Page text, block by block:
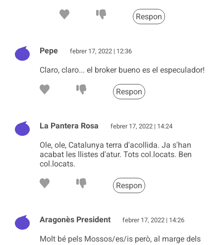
Respon
Pepe febrer 17, 2022 | 12:36
Claro, claro... el broker bueno es el especulador!
Respon
La Pantera Rosa febrer 17, 2022 | 14:24
Ole, ole, Catalunya terra d'acollida. Ja s'han
acabat les llistes d'atur. Tots col.locats. Ben
col.locats.
Respon
Aragonès President febrer 17, 2022 | 14:26
Molt bé pels Mossos/es/is però, al marge dels